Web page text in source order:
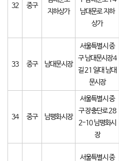
32 중구
지하상가
남대문로 지하
상가
33 중구 남대문시장
서울특별시 중
구 남대문시장4
길 21 일대 남대
문시장
34 중구 남평화시장
서울특별시 중
구 장충단로 28
2-10 남평화시
장
서울특별시 중